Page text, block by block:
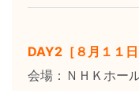
DAY2［８月１１日
会場：ＮＨＫホー